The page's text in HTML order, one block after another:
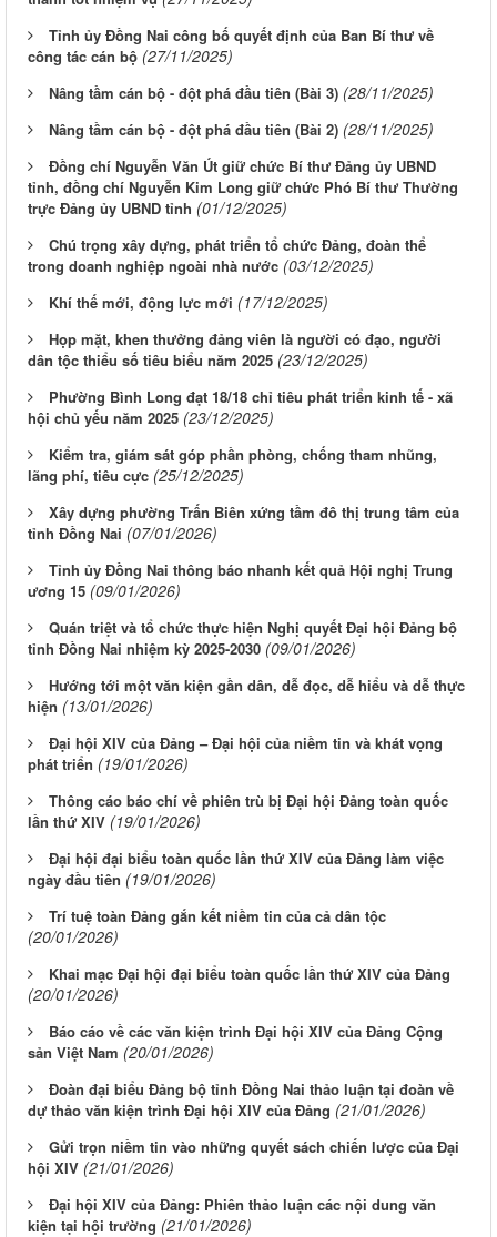
Tỉnh ủy Đồng Nai công bố quyết định của Ban Bí thư về
công tác cán bộ (27/11/2025)
Nâng tầm cán bộ - đột phá đầu tiên (Bài 3) (28/11/2025)
Nâng tầm cán bộ - đột phá đầu tiên (Bài 2) (28/11/2025)
Đồng chí Nguyễn Văn Út giữ chức Bí thư Đảng ủy UBND
tỉnh, đồng chí Nguyễn Kim Long giữ chức Phó Bí thư Thường
trực Đảng ủy UBND tỉnh (01/12/2025)
Chú trọng xây dựng, phát triển tổ chức Đảng, đoàn thể
trong doanh nghiệp ngoài nhà nước (03/12/2025)
Khí thế mới, động lực mới (17/12/2025)
Họp mặt, khen thưởng đảng viên là người có đạo, người
dân tộc thiểu số tiêu biểu năm 2025 (23/12/2025)
Phường Bình Long đạt 18/18 chỉ tiêu phát triển kinh tế - xã
hội chủ yếu năm 2025 (23/12/2025)
Kiểm tra, giám sát góp phần phòng, chống tham nhũng,
lãng phí, tiêu cực (25/12/2025)
Xây dựng phường Trấn Biên xứng tầm đô thị trung tâm của
tỉnh Đồng Nai (07/01/2026)
Tỉnh ủy Đồng Nai thông báo nhanh kết quả Hội nghị Trung
ương 15 (09/01/2026)
Quán triệt và tổ chức thực hiện Nghị quyết Đại hội Đảng bộ
tỉnh Đồng Nai nhiệm kỳ 2025-2030 (09/01/2026)
Hướng tới một văn kiện gần dân, dễ đọc, dễ hiểu và dễ thực
hiện (13/01/2026)
Đại hội XIV của Đảng – Đại hội của niềm tin và khát vọng
phát triển (19/01/2026)
Thông cáo báo chí về phiên trù bị Đại hội Đảng toàn quốc
lần thứ XIV (19/01/2026)
Đại hội đại biểu toàn quốc lần thứ XIV của Đảng làm việc
ngày đầu tiên (19/01/2026)
Trí tuệ toàn Đảng gắn kết niềm tin của cả dân tộc
(20/01/2026)
Khai mạc Đại hội đại biểu toàn quốc lần thứ XIV của Đảng
(20/01/2026)
Báo cáo về các văn kiện trình Đại hội XIV của Đảng Cộng
sản Việt Nam (20/01/2026)
Đoàn đại biểu Đảng bộ tỉnh Đồng Nai thảo luận tại đoàn về
dự thảo văn kiện trình Đại hội XIV của Đảng (21/01/2026)
Gửi trọn niềm tin vào những quyết sách chiến lược của Đại
hội XIV (21/01/2026)
Đại hội XIV của Đảng: Phiên thảo luận các nội dung văn
kiện tại hội trường (21/01/2026)